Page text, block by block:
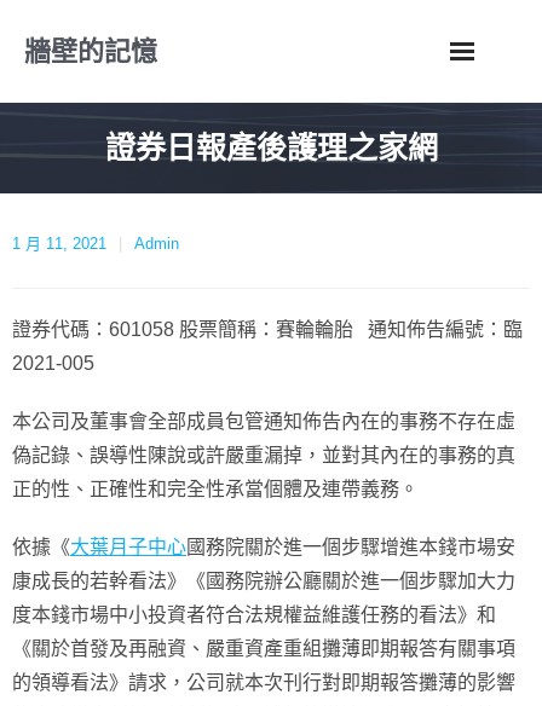
牆壁的記憶
證券日報產後護理之家網
1 月 11, 2021 Admin
證券代碼：601058 股票簡稱：賽輪輪胎 通知佈告編號：臨
2021-005
本公司及董事會全部成員包管通知佈告內在的事務不存在虛
偽記錄、誤導性陳說或許嚴重漏掉，並對其內在的事務的真
正的性、正確性和完全性承當個體及連帶義務。
依據《大葉月子中心國務院關於進一個步驟增進本錢市場安
康成長的若幹看法》《國務院辦公廳關於進一個步驟加大力
度本錢市場中小投資者符合法規權益維護任務的看法》和
《關於首發及再融資、嚴重資產重組攤薄即期報答有關事項
的領導看法》請求，公司就本次刊行對即期報答攤薄的影響